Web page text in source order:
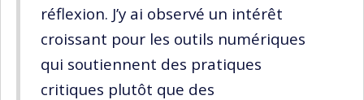
réflexion. J’y ai observé un intérêt
croissant pour les outils numériques
qui soutiennent des pratiques
critiques plutôt que des